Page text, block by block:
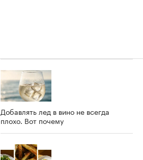
Добавлять лед в вино не всегда
плохо. Вот почему